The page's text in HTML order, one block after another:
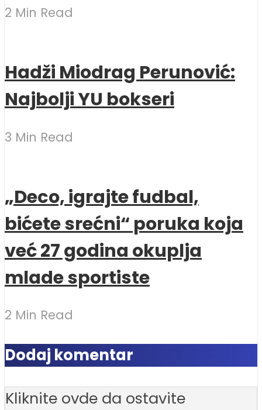
2 Min Read
Hadži Miodrag Perunović:
Najbolji YU bokseri
3 Min Read
„Deco, igrajte fudbal,
bićete srećni“ poruka koja
već 27 godina okuplja
mlade sportiste
2 Min Read
Dodaj komentar
Kliknite ovde da ostavite